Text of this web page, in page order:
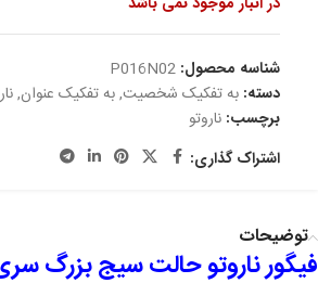
شناسه محصول: P016N02
دسته: به تفکیک شخصیت,به تفکیک عنوان,
برچسب: ناروتو
اشتراک گذاری:
توضیحات
فیگور ناروتو حالت سیج بزرگ